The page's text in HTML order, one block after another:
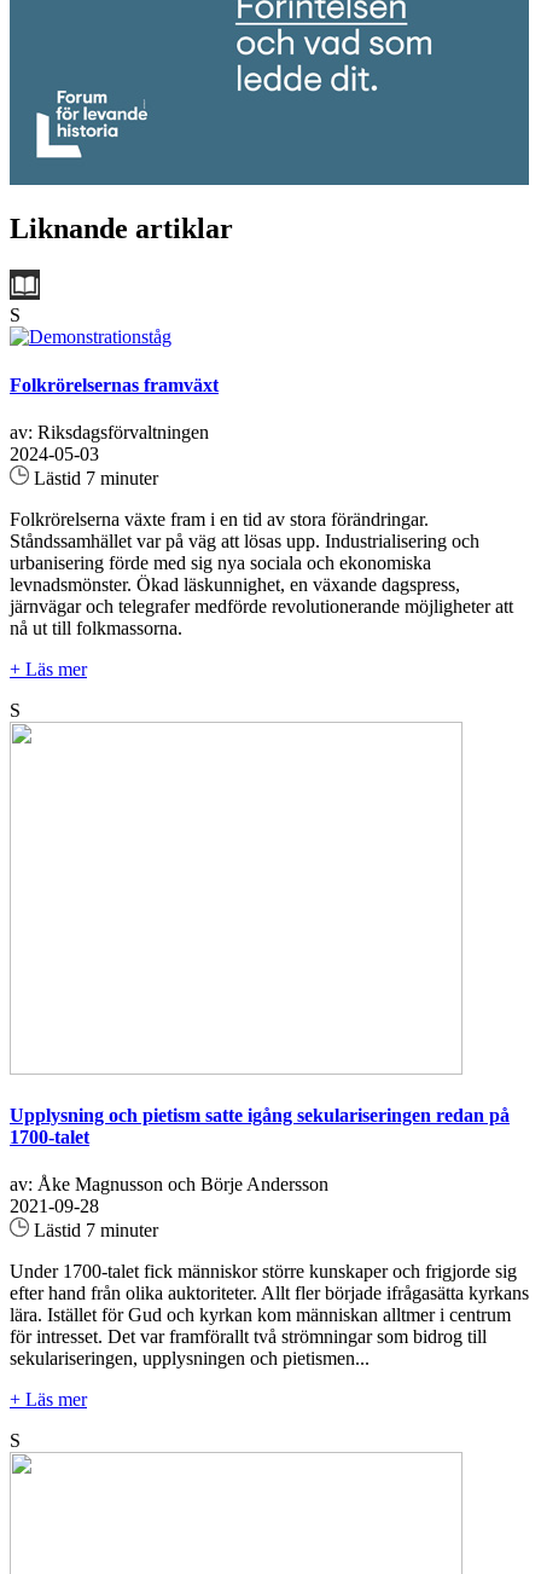
Liknande artiklar
S
Folkrörelsernas framväxt
av: Riksdagsförvaltningen
2024-05-03
Lästid 7 minuter
Folkrörelserna växte fram i en tid av stora förändringar.
Ståndssamhället var på väg att lösas upp. Industrialisering och
urbanisering förde med sig nya sociala och ekonomiska
levnadsmönster. Ökad läskunnighet, en växande dagspress,
järnvägar och telegrafer medförde revolutionerande möjligheter att
nå ut till folkmassorna.
+ Läs mer
S
Upplysning och pietism satte igång sekulariseringen redan på
1700-talet
av: Åke Magnusson och Börje Andersson
2021-09-28
Lästid 7 minuter
Under 1700-talet fick människor större kunskaper och frigjorde sig
efter hand från olika auktoriteter. Allt fler började ifrågasätta kyrkans
lära. Istället för Gud och kyrkan kom människan alltmer i centrum
för intresset. Det var framförallt två strömningar som bidrog till
sekulariseringen, upplysningen och pietismen...
+ Läs mer
S